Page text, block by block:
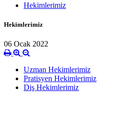
Hekimlerimiz
Hekimlerimiz
06 Ocak 2022
Uzman Hekimlerimiz
Pratisyen Hekimlerimiz
Diş Hekimlerimiz